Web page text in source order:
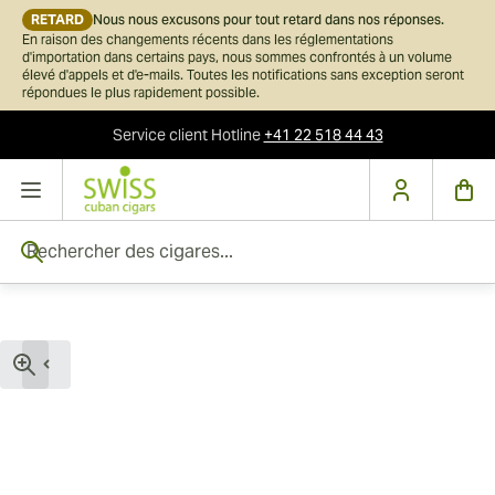
RETARD Nous nous excusons pour tout retard dans nos réponses.
En raison des changements récents dans les réglementations
d'importation dans certains pays, nous sommes confrontés à un volume
élevé d'appels et d'e-mails. Toutes les notifications sans exception seront
répondues le plus rapidement possible.
Service clientHotline+41 22 518 44 43
Skip to Content